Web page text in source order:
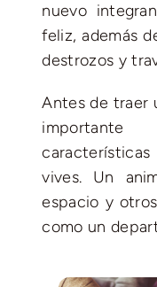
nuevo
feliz, además
destrozos y
Antes de traer
vives. Un
espacio y
como un